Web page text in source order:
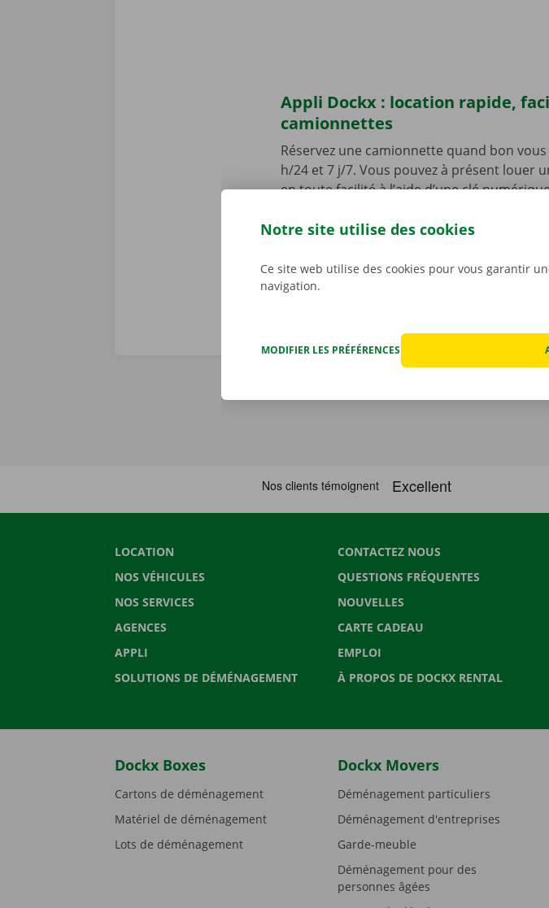
Appli Dockx : location rapide,
camionnettes
Réservez une camionnette quand bon
h/24 et 7 j/7. Vous pouvez à présent louer
en toute facilité à l’aide d’une clé
joué ! Téléchargez sans plus attendre
LOCATION
NOS VÉHICULES
NOS SERVICES
AGENCES
APPLI
SOLUTIONS DE DÉMÉNAGEMENT
CONTACTEZ NOUS
QUESTIONS FRÉQUENTES
NOUVELLES
CARTE CADEAU
EMPLOI
À PROPOS DE DOCKX RENTAL
Dockx Boxes
Cartons de déménagement
Matériel de déménagement
Lots de déménagement
Dockx Movers
Déménagement particuliers
Déménagement d'entreprises
Garde-meuble
Déménagement pour des
personnes âgées
Notre site utilise des cookies
Ce site web utilise des cookies pour vous garantir
navigation.
MODIFIER LES PRÉFÉRENCES